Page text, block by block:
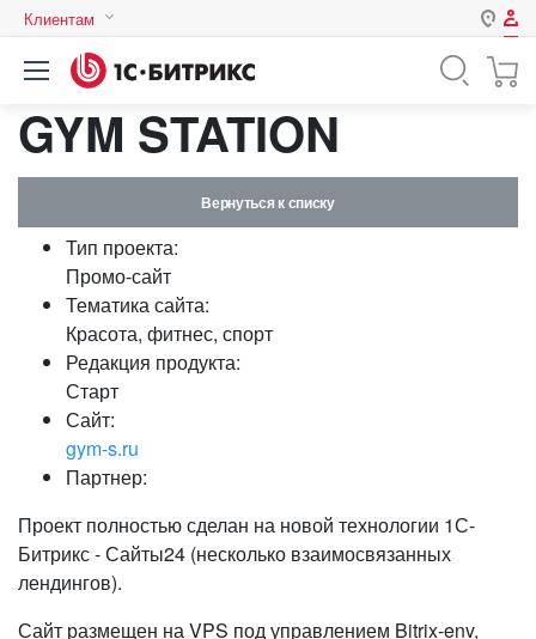
Клиентам
Авторизация
Нет аккаунта? Зарегистрироваться
Логин
Запомнить меня на этом
или войдите с помощью
GYM STATION
Вернуться к списку
Тип проекта:
Промо-сайт
Тематика сайта:
Красота, фитнес, спорт
Редакция продукта:
Старт
Сайт:
gym-s.ru
Партнер:
Проект полностью сделан на новой технологии 1С-
Битрикс - Сайты24 (несколько взаимосвязанных
лендингов).
Сайт размещен на VPS под управлением Bitrix-env,